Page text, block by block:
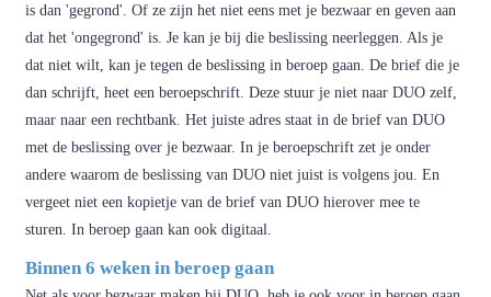
is dan 'gegrond'. Of ze zijn het niet eens met je bezwaar en geven aan
dat het 'ongegrond' is. Je kan je bij die beslissing neerleggen. Als je
dat niet wilt, kan je tegen de beslissing in beroep gaan. De brief die je
dan schrijft, heet een beroepschrift. Deze stuur je niet naar DUO zelf,
maar naar een rechtbank. Het juiste adres staat in de brief van DUO
met de beslissing over je bezwaar. In je beroepschrift zet je onder
andere waarom de beslissing van DUO niet juist is volgens jou. En
vergeet niet een kopietje van de brief van DUO hierover mee te
sturen. In beroep gaan kan ook digitaal.
Binnen 6 weken in beroep gaan